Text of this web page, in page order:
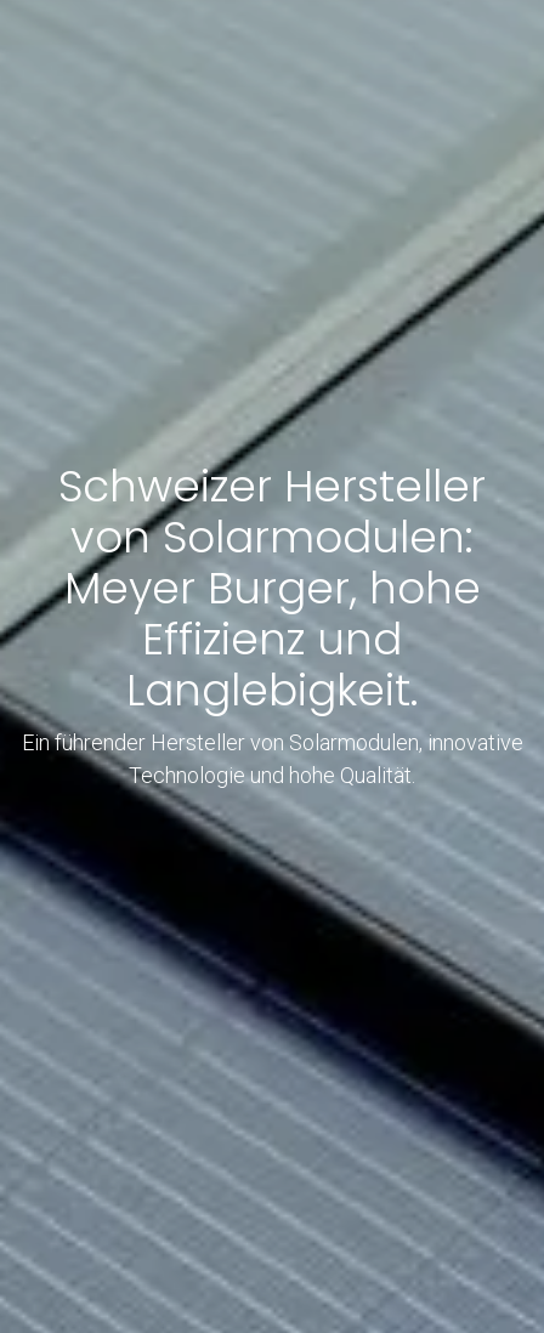
Schweizer Hersteller
von Solarmodulen:
Meyer Burger, hohe
Effizienz und
Langlebigkeit.
Ein führender Hersteller von Solarmodulen, innovative
Technologie und hohe Qualität.